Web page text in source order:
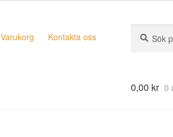
Varukorg Kontakta oss
efter:
0,00 kr 0